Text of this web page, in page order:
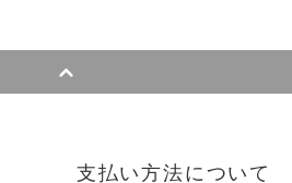
支払い方法について